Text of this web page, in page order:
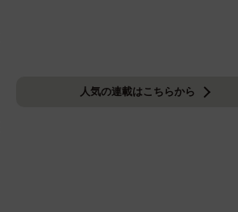
人気の連載はこちらから